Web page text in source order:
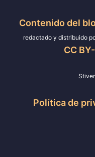
Contenido del
redactado y distribuido
CC
Política de